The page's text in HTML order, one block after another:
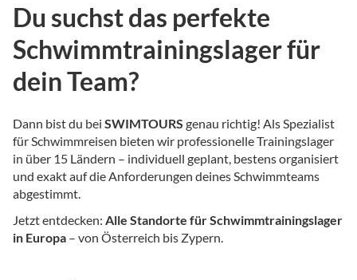
Du suchst das perfekte
Schwimmtrainingslager für
dein Team?
Dann bist du bei SWIMTOURS genau richtig! Als Spezialist
für Schwimmreisen bieten wir professionelle Trainingslager
in über 15 Ländern – individuell geplant, bestens organisiert
und exakt auf die Anforderungen deines Schwimmteams
abgestimmt.
Jetzt entdecken: Alle Standorte für Schwimmtrainingslager
in Europa – von Österreich bis Zypern.